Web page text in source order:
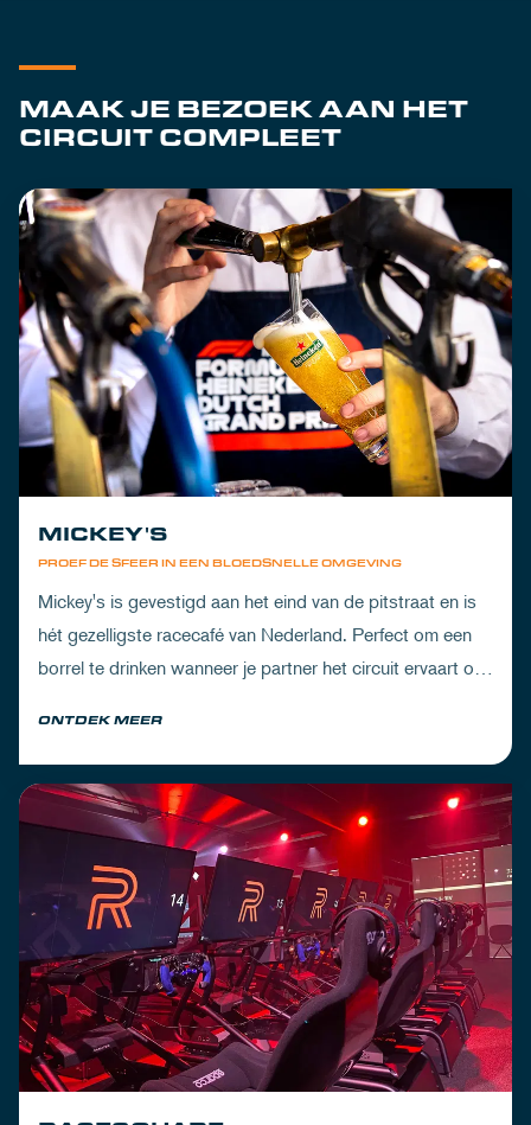
MAAK JE BEZOEK AAN HET
CIRCUIT COMPLEET
PROEF DE SFEER IN EEN BLOEDSNELLE OMGEVING
MICKEY'S
Mickey's is gevestigd aan het eind van de pitstraat en is
hét gezelligste racecafé van Nederland. Perfect om een
borrel te drinken wanneer je partner het circuit ervaart of
ONTDEK MEER